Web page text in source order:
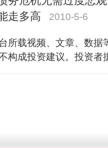
走多高
2010-5-6
所载视频、文章、数据
构成投资建议。投资者